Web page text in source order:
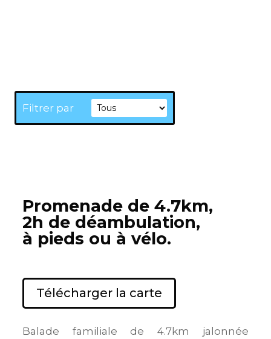
Filtrer par
Promenade de 4.7km,
2h de déambulation,
à pieds ou à vélo.
Télécharger la carte
Balade familiale de 4.7km jalonnée